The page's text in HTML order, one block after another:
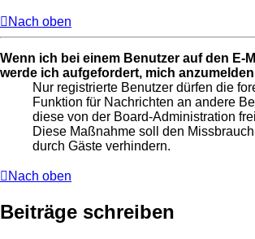
Nach oben
Wenn ich bei einem Benutzer auf den E-
werde ich aufgefordert, mich
Nur registrierte Benutzer dürfen die
Funktion für Nachrichten an andere
diese von der Board-Administration
Diese Maßnahme soll den
durch Gäste verhindern.
Nach oben
Beiträge schreiben